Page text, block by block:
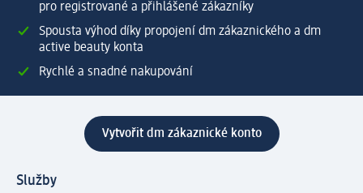
pro registrované a přihlášené zákazníky
Spousta výhod díky propojení dm zákaznického a dm
active beauty konta
Rychlé a snadné nakupování
Vytvořit dm zákaznické konto
Služby